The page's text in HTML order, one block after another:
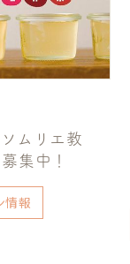
ムリエ教
集中！
情報